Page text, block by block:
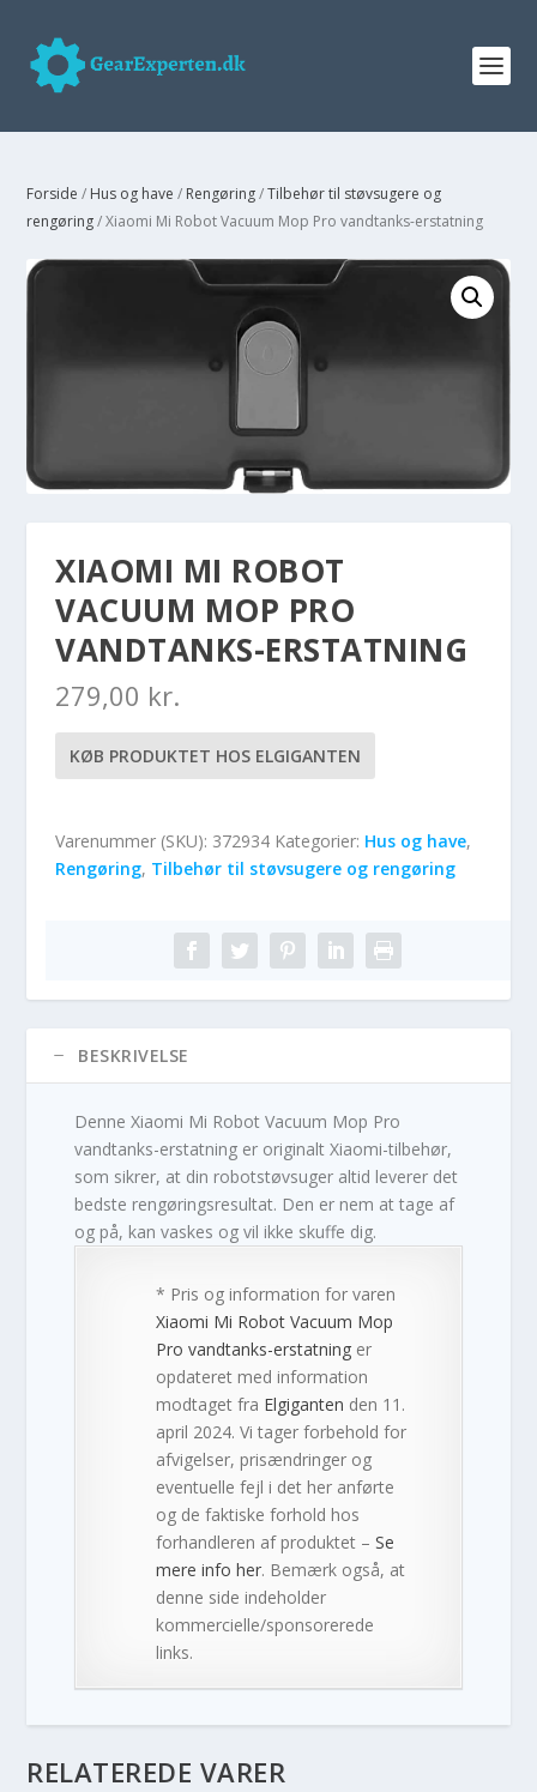
Forside / Hus og have / Rengøring/Tilbehør til støvsugere og
rengøring/ Xiaomi Mi Robot Vacuum Mop Pro vandtanks-erstatning
XIAOMI MI ROBOT
VACUUM MOP PRO
VANDTANKS-ERSTATNING
279,00 kr.
KØB PRODUKTET HOS ELGIGANTEN
Varenummer (SKU): 372934 Kategorier: Hus og have,
Rengøring, Tilbehør til støvsugere og rengøring
BESKRIVELSE
Denne Xiaomi Mi Robot Vacuum Mop Pro
vandtanks-erstatning er originalt Xiaomi-tilbehør,
som sikrer, at din robotstøvsuger altid leverer det
bedste rengøringsresultat. Den er nem at tage af
og på, kan vaskes og vil ikke skuffe dig.
* Pris og information for varen
Xiaomi Mi Robot Vacuum Mop
Pro vandtanks-erstatning er
opdateret med information
modtaget fra Elgiganten den 11.
april 2024. Vi tager forbehold for
afvigelser, prisændringer og
eventuelle fejl i det her anførte
og de faktiske forhold hos
forhandleren af produktet –Se
mere info her. Bemærk også, at
denne side indeholder
kommercielle/sponsorerede
links.
RELATEREDE VARER